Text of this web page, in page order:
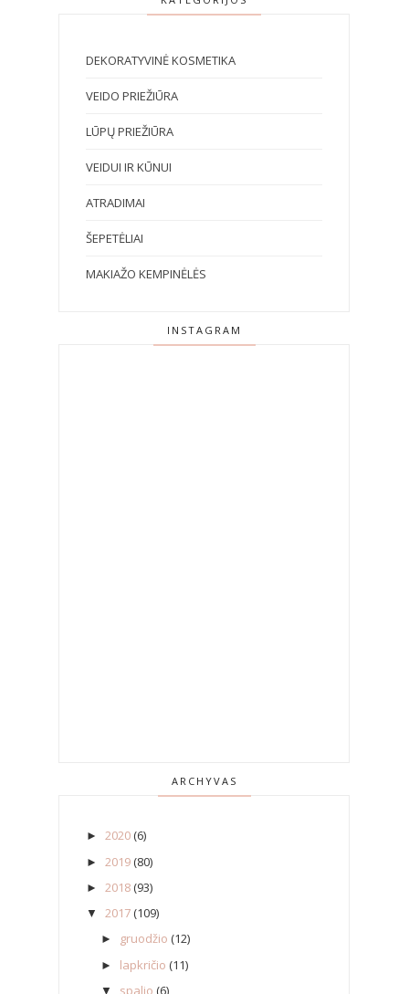
DEKORATYVINĖ KOSMETIKA
VEIDO PRIEŽIŪRA
LŪPŲ PRIEŽIŪRA
VEIDUI IR KŪNUI
ATRADIMAI
ŠEPETĖLIAI
MAKIAŽO KEMPINĖLĖS
INSTAGRAM
ARCHYVAS
► 2020 (6)
► 2019 (80)
► 2018 (93)
▼ 2017 (109)
► gruodžio (12)
► lapkričio (11)
▼ spalio (6)